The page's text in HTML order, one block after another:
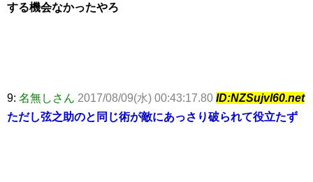
する機会なかったやろ
9: 名無しさん 2017/08/09(水) 00:43:17.80 ID:NZSujvl60.net
ただし弦之助のと同じ術が敵にあっさり破られて役立たず